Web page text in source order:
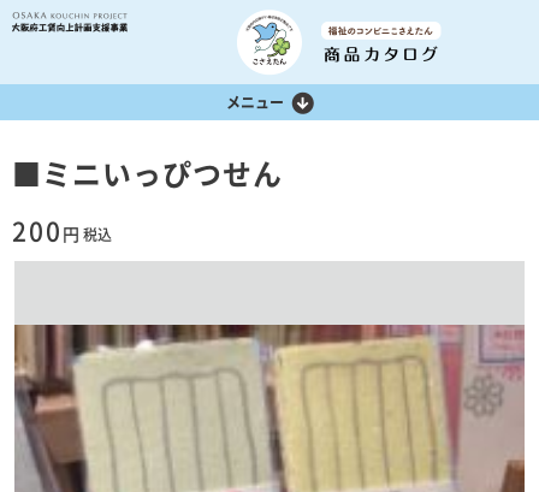
福祉の
コンビ
えたん
商品カ
メニュー
■ミニいっぴつせん
200 円 税込